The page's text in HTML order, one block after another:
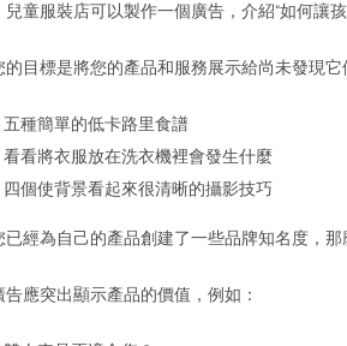
兒童服裝店可以製作一個廣告，介紹“如何讓
的目標是將您的產品和服務展示給尚未發現它
五種簡單的低卡路里食譜
看看將衣服放在洗衣機裡會發生什麼
四個使背景看起來很清晰的攝影技巧
已經為自己的產品創建了一些品牌知名度，那
告應突出顯示產品的價值，例如：